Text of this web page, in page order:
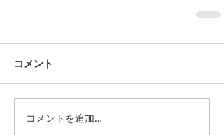
コメント
コメントを追加…